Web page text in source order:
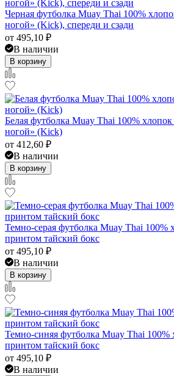
Черная футболка Muay Thai 100%
ногой» (Kick), спереди и сзади
от 495,10 ₽
В наличии
В корзину
Белая футболка Muay Thai 100%
ногой» (Kick)
от 412,60 ₽
В наличии
В корзину
Темно-серая футболка Muay Thai 100%
принтом тайский бокс
от 495,10 ₽
В наличии
В корзину
Темно-синяя футболка Muay Thai 100%
принтом тайский бокс
от 495,10 ₽
В наличии